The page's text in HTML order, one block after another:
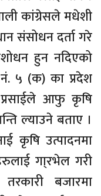
कांग्रेसले मधेशी
संसोधन दर्ता गरे
हुन नदिएको
नं. ५ (क) का प्रदेश
आफु कृषि
ल्याउने बताए ।
कृषि उत्पादनमा
गा्रभेल गरी
बजारमा